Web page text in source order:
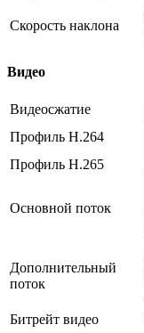
Скорость наклона
Видео
Видеосжатие
Профиль H.264
Профиль H.265
Основной поток
Дополнительный
поток
Битрейт видео